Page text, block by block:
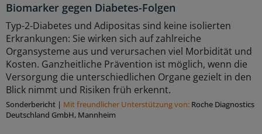
Biomarker gegen Diabetes-Folgen
Typ-2-Diabetes und Adipositas sind keine isolierten
Erkrankungen: Sie wirken sich auf zahlreiche
Organsysteme aus und verursachen viel Morbidität und
Kosten. Ganzheitliche Prävention ist möglich, wenn die
Versorgung die unterschiedlichen Organe gezielt in den
Blick nimmt und Risiken früh erkennt.
Sonderbericht | Mit freundlicher Unterstützung von: Roche Diagnostics
Deutschland GmbH, Mannheim